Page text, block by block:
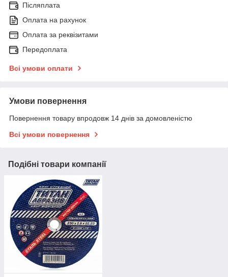
Післяплата
Оплата на рахунок
Оплата за реквізитами
Передоплата
Всі умови оплати
Умови повернення
Повернення товару впродовж 14 днів за домовленістю
Всі умови повернення
Подібні товари компанії